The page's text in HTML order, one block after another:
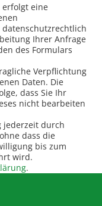
erfolgt eine
Ihrer Anfrage
des Formulars
Verpflichtung
Daten. Die
dass Sie Ihr
nicht bearbeiten
jederzeit durch
dass die
bis zum
wird.
.